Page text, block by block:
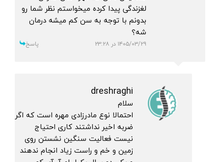
لغزندگی پیدا کرده میخواستم نظر شما رو‌
بدونم با توجه به سن کم میشه درمان
شه؟
۱۴۰۵/۰۳/۲۹ در ۲۳:۲۸ پاسخ
dreshraghi
سلام
احتمالا نوع مادرزادی مهره است که اگر
ضربه اخیر نداشتند کاری احتیاج
نیست فعالیت سنگین نشستن روی
زمین و خم و راست زیاد انجام ندهند